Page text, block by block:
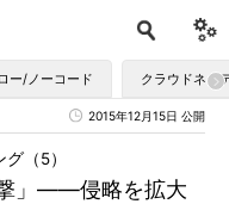
ロー/ノーコード クラウドネイ
2015年12月15日 公開
」――侵略を拡大
（5）